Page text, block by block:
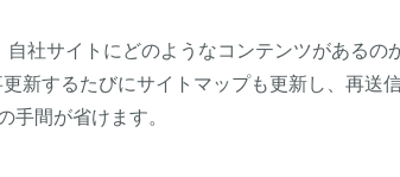
社サイトにどのようなコンテンツがあるの
新するたびにサイトマップも更新し、再送
間が省けます。